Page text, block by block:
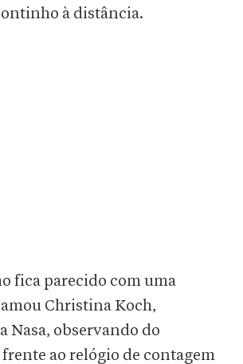
à distância.
fica parecido com uma
Christina Koch,
Nasa, observando do
ao relógio de contagem